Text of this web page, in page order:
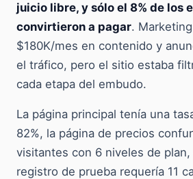
juicio libre, y sólo el 8% de los
convirtieron a pagar.
$180K/mes en contenido y
el tráfico, pero el sitio estaba
cada etapa del embudo.
La página principal tenía una
82%, la página de precios
visitantes con 6 niveles de
registro de prueba requería 11